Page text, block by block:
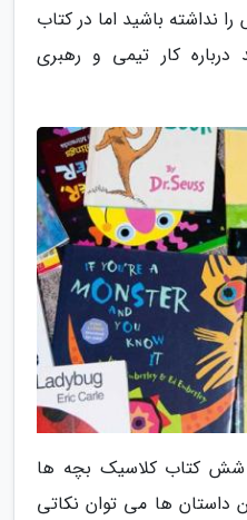
نداشته باشید اما در کتاب
کار تیمی و رهبری
شش کتاب کلاسیک بچه ها
داستان ها می توان نکاتی